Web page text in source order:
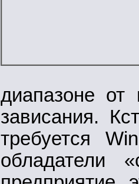
диапазоне от
зависания.
требуется
обладатели